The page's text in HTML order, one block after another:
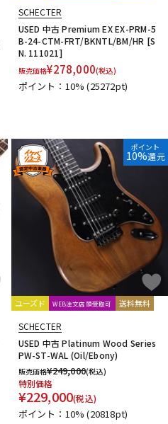
SCHECTER
USED 中古 Premium EX EX-PRM-5
B-24-CTM-FRT/BKNTL/BM/HR [S
N. 111021]
販売価格¥278,000(税込)
ポイント：10%(25272pt)
ポイント
10%還元
ユーズド WEB注文店頭受取可 送料無料
SCHECTER
USED 中古 Platinum Wood Series
PW-ST-WAL (Oil/Ebony)
販売価格¥249,000(税込)
特別価格
¥229,000(税込)
ポイント：10%(20818pt)